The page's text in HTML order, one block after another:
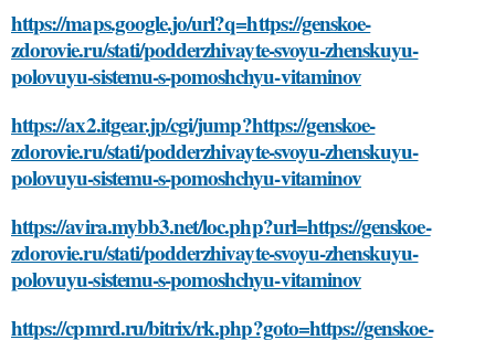
https://maps.google.jo/url?q=https://genskoe-
zdorovie.ru/stati/podderzhivayte-svoyu-zhenskuyu-
polovuyu-sistemu-s-pomoshchyu-vitaminov
https://ax2.itgear.jp/cgi/jump?https://genskoe-
zdorovie.ru/stati/podderzhivayte-svoyu-zhenskuyu-
polovuyu-sistemu-s-pomoshchyu-vitaminov
https://avira.mybb3.net/loc.php?url=https://genskoe-
zdorovie.ru/stati/podderzhivayte-svoyu-zhenskuyu-
polovuyu-sistemu-s-pomoshchyu-vitaminov
https://cpmrd.ru/bitrix/rk.php?goto=https://genskoe-